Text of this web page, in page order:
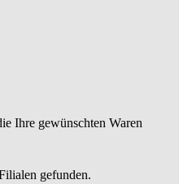
Ihre gewünschten Waren
gefunden.